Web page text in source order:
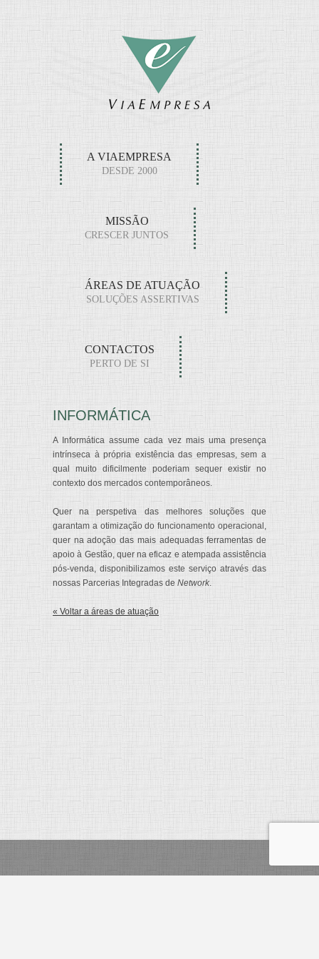
A VIAEMPRESA
DESDE 2000
MISSÃO
CRESCER JUNTOS
ÁREAS DE ATUAÇÃO
SOLUÇÕES ASSERTIVAS
CONTACTOS
PERTO DE SI
INFORMÁTICA
A Informática assume cada vez mais uma presença
intrínseca à própria existência das empresas, sem a
qual muito dificilmente poderiam sequer existir no
contexto dos mercados contemporâneos.
Quer na perspetiva das melhores soluções que
garantam a otimização do funcionamento operacional,
quer na adoção das mais adequadas ferramentas de
apoio à Gestão, quer na eficaz e atempada assistência
pós-venda, disponibilizamos este serviço através das
nossas Parcerias Integradas de Network.
« Voltar a áreas de atuação